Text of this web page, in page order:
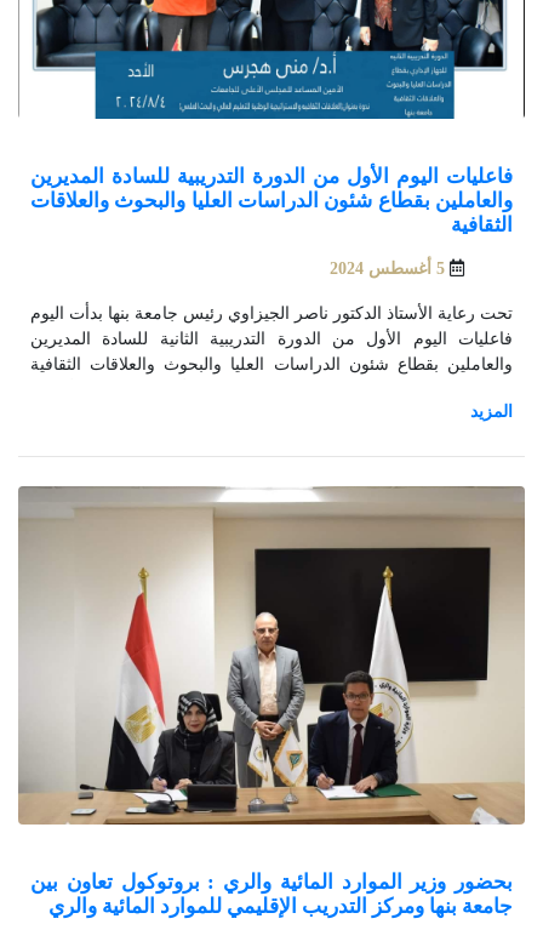
فاعليات اليوم الأول من الدورة التدريبية للسادة المديرين
والعاملين بقطاع شئون الدراسات العليا والبحوث والعلاقات
الثقافية
5 أغسطس 2024
تحت رعاية الأستاذ الدكتور ناصر الجيزاوي رئيس جامعة بنها بدأت اليوم
فاعليات اليوم الأول من الدورة التدريبية الثانية للسادة المديرين
والعاملين بقطاع شئون الدراسات العليا والبحوث والعلاقات الثقافية
الدكتوره منى هجرس - أمين مساعد المجلس الأعلى للجامعات،
والبحوث ودكتور ابراهيم راجح المشرف على مركز إعداد القادة
والدكتور احمد نجيب نائب المشرف على المركز.
بحضور وزير الموارد المائية والري : بروتوكول تعاون بين
جامعة بنها ومركز التدريب الإقليمي للموارد المائية والري